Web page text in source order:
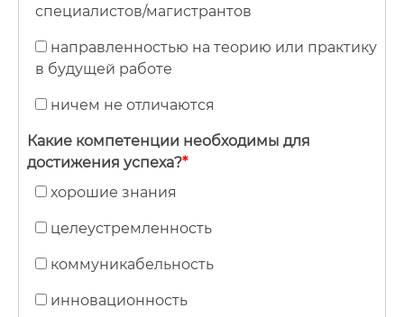
специалистов/магистрантов
направленностью на теорию или практику
в будущей работе
ничем не отличаются
Какие компетенции необходимы для
достижения успеха?*
хорошие знания
целеустремленность
коммуникабельность
инновационность